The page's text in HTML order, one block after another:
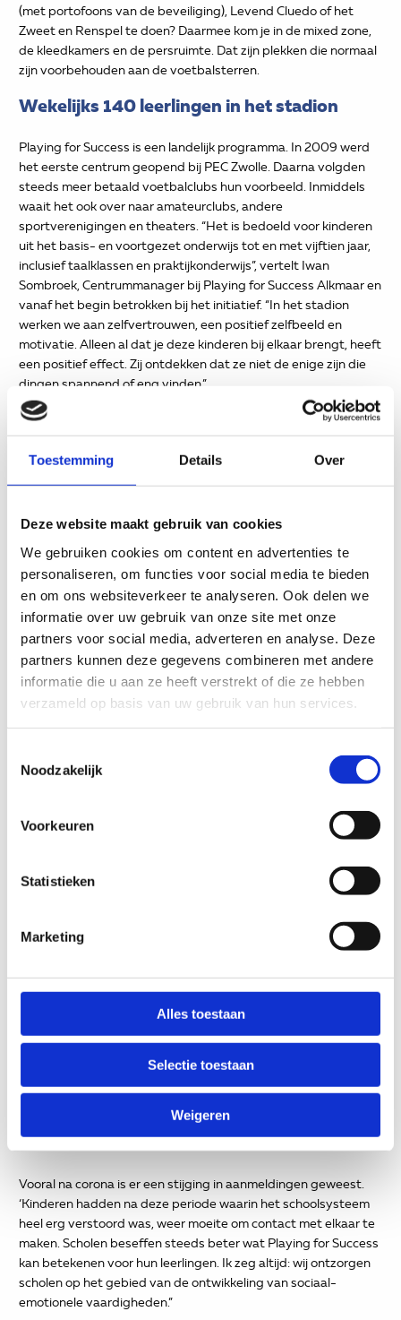
Toestemming Details Over
Deze website maakt gebruik van cookies
We gebruiken cookies om content en advertenties te
personaliseren, om functies voor social media te bieden
en om ons websiteverkeer te analyseren. Ook delen we
informatie over uw gebruik van onze site met onze
partners voor social media, adverteren en analyse. Deze
partners kunnen deze gegevens combineren met andere
informatie die u aan ze heeft verstrekt of die ze hebben
verzameld op basis van uw gebruik van hun services.
Noodzakelijk
Voorkeuren
Statistieken
Marketing
Alles toestaan
Selectie toestaan
Weigeren
(met portofoons van de beveiliging), Levend Cluedo of het
Zweet en Renspel te doen? Daarmee kom je in de mixed zone,
de kleedkamers en de persruimte. Dat zijn plekken die normaal
zijn voorbehouden aan de voetbalsterren.
Wekelijks 140 leerlingen in het stadion
Playing for Success is een landelijk programma. In 2009 werd
het eerste centrum geopend bij PEC Zwolle. Daarna volgden
steeds meer betaald voetbalclubs hun voorbeeld. Inmiddels
waait het ook over naar amateurclubs, andere
sportverenigingen en theaters. “Het is bedoeld voor kinderen
uit het basis- en voortgezet onderwijs tot en met vijftien jaar,
inclusief taalklassen en praktijkonderwijs”, vertelt Iwan
Sombroek, Centrummanager bij Playing for Success Alkmaar en
vanaf het begin betrokken bij het initiatief. “In het stadion
werken we aan zelfvertrouwen, een positief zelfbeeld en
motivatie. Alleen al dat je deze kinderen bij elkaar brengt, heeft
een positief effect. Zij ontdekken dat ze niet de enige zijn die
dingen spannend of eng vinden.”
De kinderen doorlopen in groepen van maximaal zestien
deelnemers een programma van elf weken, gedurende twee
uur per week. Vanaf de start is Playing for Success – dat ook
het stadion het beste van zichzelf zien in sport, spel en
onderwijs, daartoe aangemoedigd door hun coaches. “AZ is
een fantastische partner. Het verleent ons alle medewerking,
maar langzamerhand zitten we wel aan de grens van de groei”,
aldus Sombroek.
Mooie momenten
Vooral na corona is er een stijging in aanmeldingen geweest.
‘Kinderen hadden na deze periode waarin het schoolsysteem
heel erg verstoord was, weer moeite om contact met elkaar te
maken. Scholen beseffen steeds beter wat Playing for Success
kan betekenen voor hun leerlingen. Ik zeg altijd: wij ontzorgen
scholen op het gebied van de ontwikkeling van sociaal-
emotionele vaardigheden.”